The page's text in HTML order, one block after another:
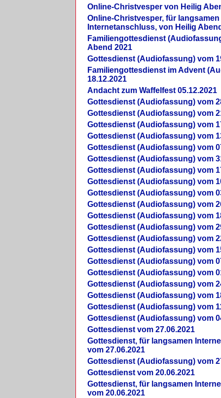
Online-Christvesper von Heilig
Online-Christvesper, für langsamen
Internetanschluss, von Heilig
Familiengottesdienst
Abend 2021
Gottesdienst (Audiofassung) vom
Familiengottesdienst im Advent
18.12.2021
Andacht zum Waffelfest 05.12.2021
Gottesdienst (Audiofassung) vom
Gottesdienst (Audiofassung) vom
Gottesdienst (Audiofassung) vom
Gottesdienst (Audiofassung) vom
Gottesdienst (Audiofassung) vom
Gottesdienst (Audiofassung) vom
Gottesdienst (Audiofassung) vom
Gottesdienst (Audiofassung) vom
Gottesdienst (Audiofassung) vom
Gottesdienst (Audiofassung) vom
Gottesdienst (Audiofassung) vom
Gottesdienst (Audiofassung) vom
Gottesdienst (Audiofassung) vom
Gottesdienst (Audiofassung) vom
Gottesdienst (Audiofassung) vom
Gottesdienst (Audiofassung) vom
Gottesdienst (Audiofassung) vom
Gottesdienst (Audiofassung) vom
Gottesdienst (Audiofassung) vom
Gottesdienst (Audiofassung) vom
Gottesdienst vom 27.06.2021
Gottesdienst, für langsamen
vom 27.06.2021
Gottesdienst (Audiofassung) vom
Gottesdienst vom 20.06.2021
Gottesdienst, für langsamen
vom 20.06.2021